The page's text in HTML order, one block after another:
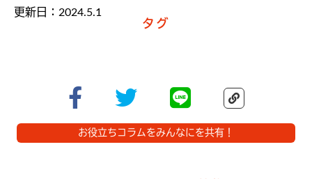
更新日：2024.5.1
タグ
お役立ちコラムをみんなにを共有！